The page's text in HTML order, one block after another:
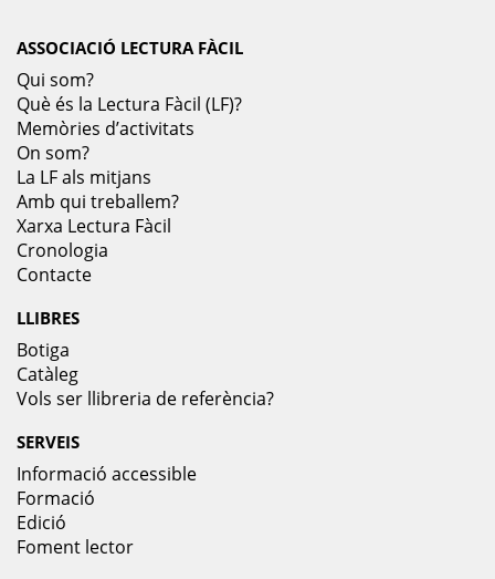
ASSOCIACIÓ LECTURA FÀCIL
Qui som?
Què és la Lectura Fàcil (LF)?
Memòries d’activitats
On som?
La LF als mitjans
Amb qui treballem?
Xarxa Lectura Fàcil
Cronologia
Contacte
LLIBRES
Botiga
Catàleg
Vols ser llibreria de referència?
SERVEIS
Informació accessible
Formació
Edició
Foment lector